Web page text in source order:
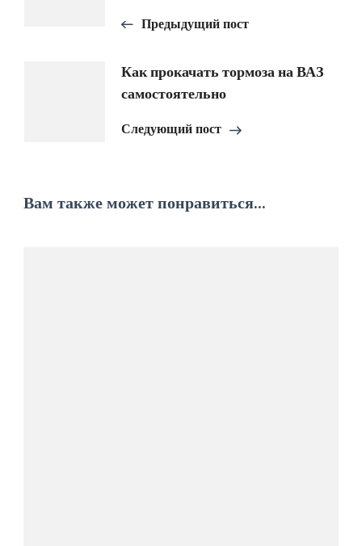
записям
Предыдущий пост
Как прокачать тормоза на ВАЗ
самостоятельно
Следующий пост
Вам также может понравиться...